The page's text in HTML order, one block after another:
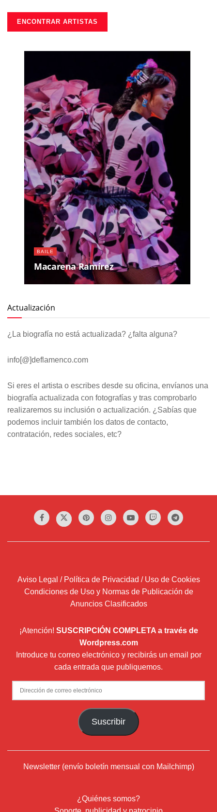
BAILE
Macarena Ramírez
Actualización
¿La biografía no está actualizada? ¿falta alguna?
info[@]deflamenco.com
Si eres el artista o escribes desde su oficina, envíanos una
biografía actualizada con fotografías y tras comprobarlo
realizaremos su inclusión o actualización. ¿Sabías que
podemos incluir también los datos de contacto,
contratación, redes sociales, etc?
Aviso Legal / Política de Privacidad / Uso de Cookies
Condiciones de Uso y Normas de Publicación de
Anuncios Clasificados
¡Atención! SUSCRIPCIÓN COMPLETA a través de
Wordpress.com
Introduce tu correo electrónico y recibirás un email por
cada entrada que publiquemos.
Dirección
de
Suscribir
Newsletter (envío boletín mensual con Mailchimp)
¿Quiénes somos?